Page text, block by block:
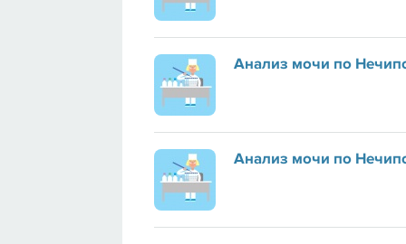
Анализ мочи по
Анализ мочи по